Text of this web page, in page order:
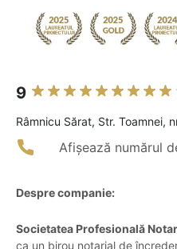
9
Râmnicu Sărat, Str. Toamnei,
Afișează numărul
Despre companie:
Societatea Profesională
ca un birou notarial de